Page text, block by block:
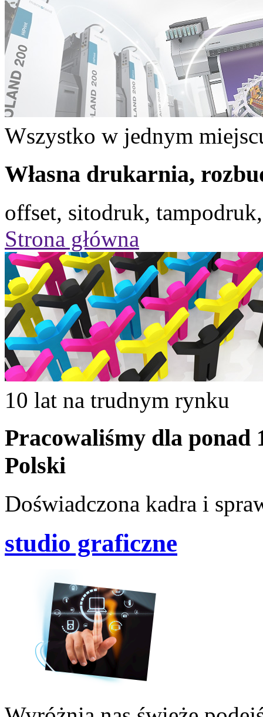
Wszystko w jednym
Własna drukarnia,
offset, sitodruk,
Strona główna
10 lat na trudnym rynku
Pracowaliśmy dla ponad
Polski
Doświadczona kadra i
studio graficzne